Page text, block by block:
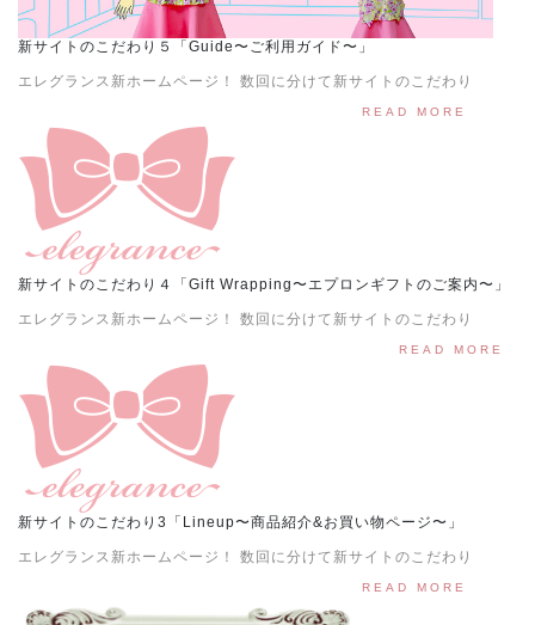
新サイトのこだわり５「Guide〜ご利用ガイド〜」
エレグランス新ホームページ！ 数回に分けて新サイトのこだわり
READ MORE
新サイトのこだわり４「Gift Wrapping〜エプロンギフトのご案内〜」
エレグランス新ホームページ！ 数回に分けて新サイトのこだわり
READ MORE
新サイトのこだわり3「Lineup〜商品紹介&お買い物ページ〜」
エレグランス新ホームページ！ 数回に分けて新サイトのこだわり
READ MORE